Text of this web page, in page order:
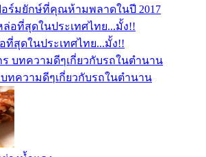
ร์มยักษ์ที่คุณห้ามพลาดในปี 2017
ที่สุดในประเทศไทย...มั้ง!!
ทความดีๆเกี่ยวกับรถในตำนาน